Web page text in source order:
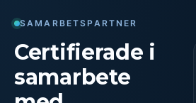
SAMARBETSPARTNER
Certifierade i
samarbete